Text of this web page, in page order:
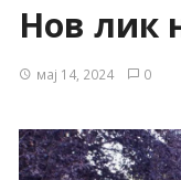
Нов лик
мај 14, 2024 0